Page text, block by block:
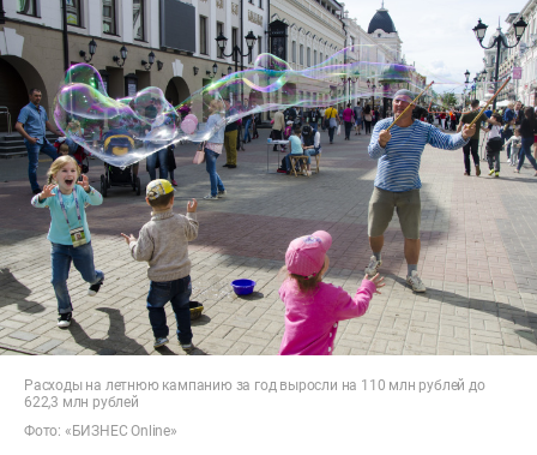
Расходы на летнюю кампанию за год выросли на 110 млн рублей до
622,3 млн рублей
Фото: «БИЗНЕС Online»